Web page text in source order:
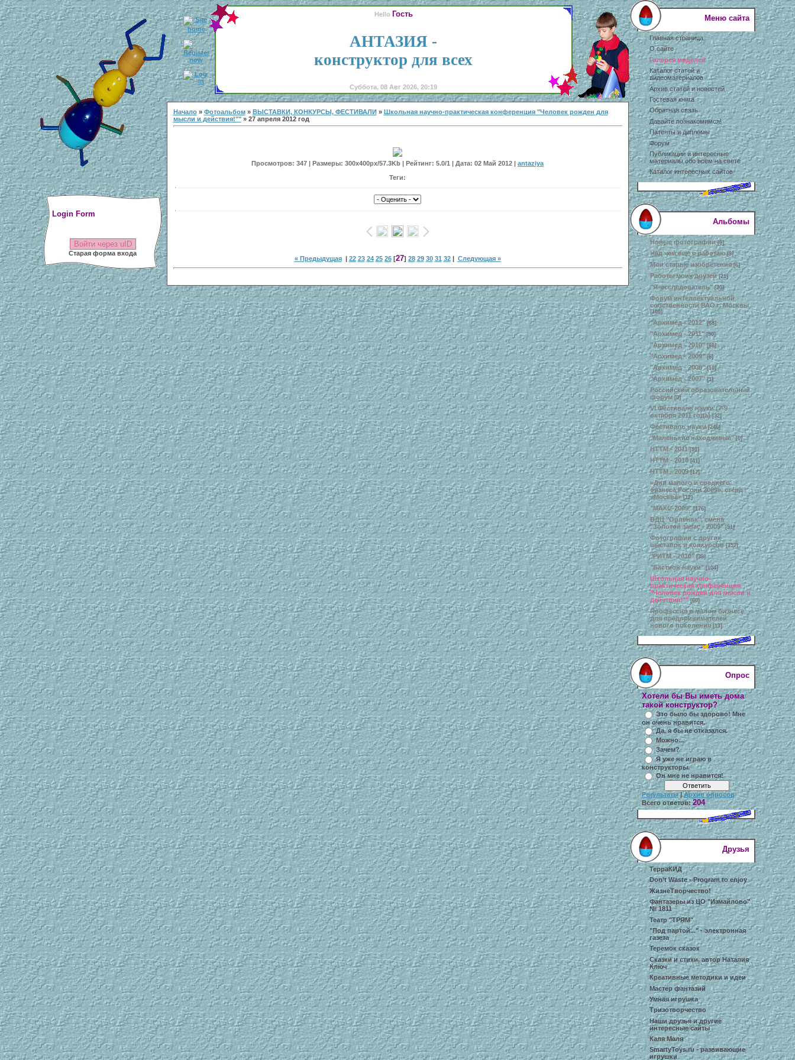
Login Form
Войти через uID
Старая форма входа
Hello Гость
АНТАЗИЯ -
конструктор для всех
Суббота, 08 Авг 2026, 20:19
Начало» Фотоальбом» ВЫСТАВКИ, КОНКУРСЫ, ФЕСТИВАЛИ» Школьная научно-практическая конференция "Человек рожден для
мысли и действия!""» 27 апреля 2012 год
Просмотров: 347 | Размеры: 300x400px/57.3Kb | Рейтинг: 5.0/1 | Дата: 02 Май 2012 | antaziya
Теги:
« Предыдущая| 22 23 24 25 26[27] 28 29 30 31 32| Следующая »
Меню сайта
Главная страница
О сайте
Галерея моделей
Каталог статей и
видеоматериалов
Архив статей и новостей
Гостевая книга
Обратная связь
Давайте познакомимся!
Патенты и дипломы
Форум
Публикации и интересные
материалы обо всем на свете
Каталог интересных сайтов
Альбомы
Новые фотографии [0]
Над чем еще я работаю [9]
Мои старые изобретения [6]
Работы моих друзей [21]
"Я-исследователь" [20]
Форум интеллектуальной
собственности ВАО г. Москвы
[100]
"Архимед - 2012" [68]
"Архимед - 2011" [90]
"Архимед - 2010" [68]
"Архимед - 2009" [6]
"Архимед - 2008" [10]
"Архимед - 2007" [1]
Российский образовательный
форум [0]
VI Фестиваль науки (7-9
октября 2011 года) [32]
Фестиваль науки [246]
"Маленькие находчивые" [0]
НТТМ - 2011 [91]
НТТМ - 2010 [41]
НТТМ - 2009 [17]
«Дни малого и среднего
бизнеса России 2009», стенд
«Москва» [12]
"МАКС-2009" [176]
ВДЦ "Орленок", смена
"Золотой запас - 2009" [51]
Фотографии с других
выставок и конкурсов [157]
"РИТМ - 2010" [38]
"Бастион науки" [104]
Школьная научно-
практическая конференция
"Человек рожден для мысли и
действия!"" [60]
Профессия в малом бизнесе
для предпринимателей
нового поколения [13]
Опрос
Хотели бы Вы иметь дома
такой конструктор?
Это было бы здорово! Мне
он очень нравится.
Да, я бы не отказался.
Можно...
Зачем?
Я уже не играю в
конструкторы.
Он мне не нравится!
Результаты|Архив опросов
Всего ответов:204
Друзья
ТерраКИД
Don't Waste - Program to enjoy
ЖизнеТворчество!
Фантазеры из ЦО "Измайлово"
№ 1811
Театр "ТРЯМ"
"Под партой..." - электронная
газета
Теремок сказок
Сказки и стихи, автор Наталия
Ключ
Креативные методики и идеи
Мастер фантазий
Умная игрушка
Тризотворчество
Наши друзья и другие
интересные сайты
Каля Маля
SmartyToys.ru - развивающие
игрушки